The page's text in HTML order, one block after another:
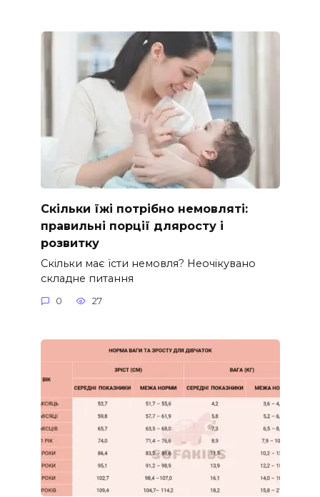
Скільки їжі потрібно немовляті:
правильні порції дляросту і
розвитку
Скільки має їсти немовля? Неочікувано
складне питання
0 27